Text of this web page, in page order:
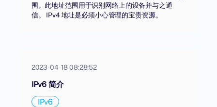
围。此地址范围用于识别网络上的设备并与之通
信。 IPv4 地址是必须小心管理的宝贵资源。
2023-04-18 08:28:52
IPv6 简介
IPv6